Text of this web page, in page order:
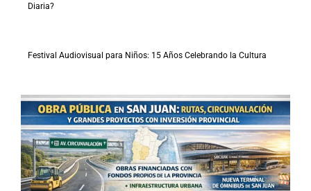
Diaria?
Festival Audiovisual para Niños: 15 Años Celebrando la Cultura